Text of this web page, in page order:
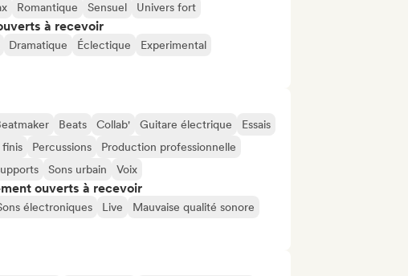
Romantique Sensuel Univers fort
à recevoir
Dramatique Éclectique
Experimental
Beats Collab' Guitare électrique
Essais
Percussions
Production professionnelle
Sons urbain Voix
ouverts à recevoir
électroniques Live
Mauvaise qualité sonore